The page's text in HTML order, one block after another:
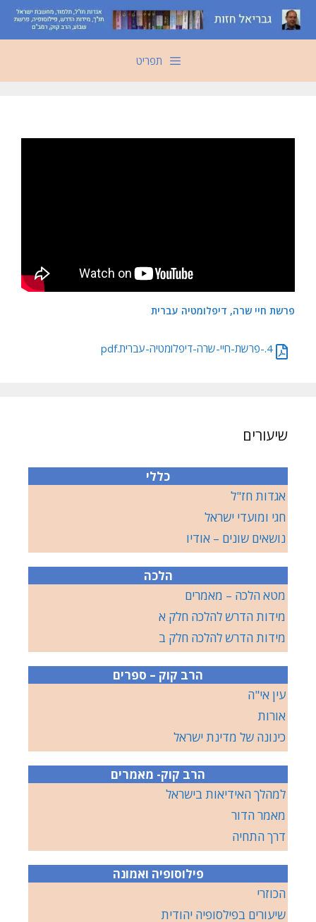
לדלג
לתוכן
תפריט
פרשת חיי שרה, דיפלומטיה עברית
4.-פרשת-חיי-שרה-דיפלומטיה-עברית.pdf
שיעורים
כללי
אגדות חז"ל
חגי ומועדי ישראל
נושאים שונים – אודיו
הלכה
מטא הלכה – מאמרים
מידות הדרש להלכה חלק א
מידות הדרש להלכה חלק ב
הרב קוק – ספרים
עין אי"ה
אורות
כינונה של מדינת ישראל
הרב קוק- מאמרים
למהלך האידיאות בישראל
מאמר הדור
דרך התחיה
פילוסופיה ואמונה
הכוזרי
שיעורים בפילסופיה יהודית